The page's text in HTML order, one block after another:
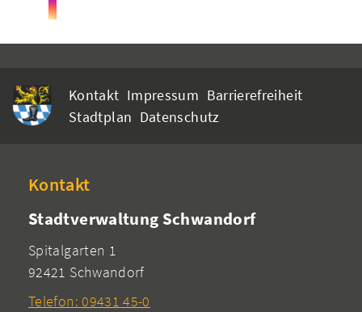
Kontakt Impressum Barrierefreiheit
Stadtplan Datenschutz
Kontakt
Stadtverwaltung Schwandorf
Spitalgarten 1
92421 Schwandorf
Telefon: 09431 45-0